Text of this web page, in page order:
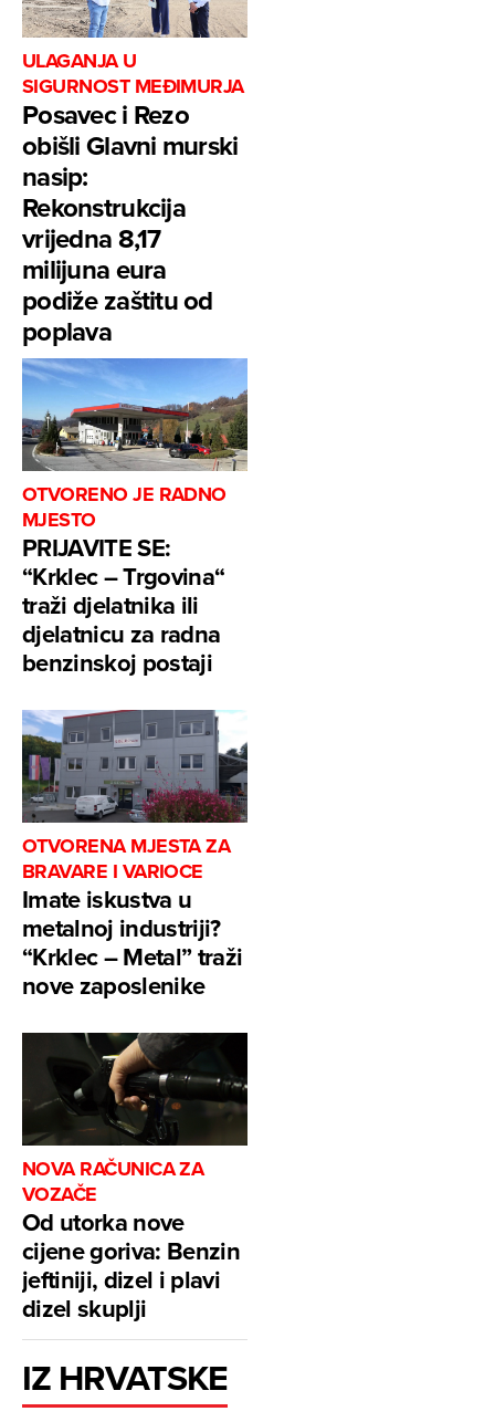
ULAGANJA U
SIGURNOST MEĐIMURJA
Posavec i Rezo
obišli Glavni murski
nasip:
Rekonstrukcija
vrijedna 8,17
milijuna eura
podiže zaštitu od
poplava
OTVORENO JE RADNO
MJESTO
PRIJAVITE SE:
“Krklec – Trgovina“
traži djelatnika ili
djelatnicu za radna
benzinskoj postaji
OTVORENA MJESTA ZA
BRAVARE I VARIOCE
Imate iskustva u
metalnoj industriji?
“Krklec – Metal” traži
nove zaposlenike
NOVA RAČUNICA ZA
VOZAČE
Od utorka nove
cijene goriva: Benzin
jeftiniji, dizel i plavi
dizel skuplji
IZ HRVATSKE